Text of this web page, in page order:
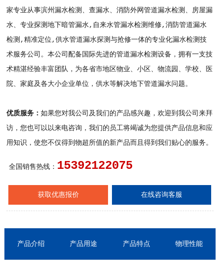
家专业从事滨州漏水检测、查漏水、消防外网管道漏水检测、房屋漏
水、专业探测地下暗管漏水,自来水管漏水检测维修,消防管道漏水
检测,精准定位,供水管道漏水探测与抢修一体的专业化漏水检测技
术服务公司。本公司配备国际先进的管道漏水检测设备，拥有一支技
术精湛经验丰富团队，为各省市地区物业、小区、物流园、学校、医
院、家庭及各大小企业单位，供水等解决地下管道漏水问题。
优质服务：如果您对我公司及我们的产品感兴趣，欢迎到我公司来拜
访，您也可以以来电咨询，我们的员工将竭诚为您提供产品信息和应
用知识，使您不仅得到物超所值的新产品而且得到我们贴心的服务。
全国销售热线： 15392122075
获取优惠报价 在线咨询客服
产品介绍 产品用途 产品特点 物理性能